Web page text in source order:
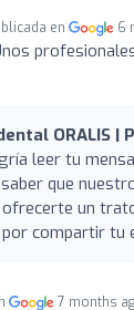
en 6
ORALIS |
leer tu
que
un
por compartir tu
7 months